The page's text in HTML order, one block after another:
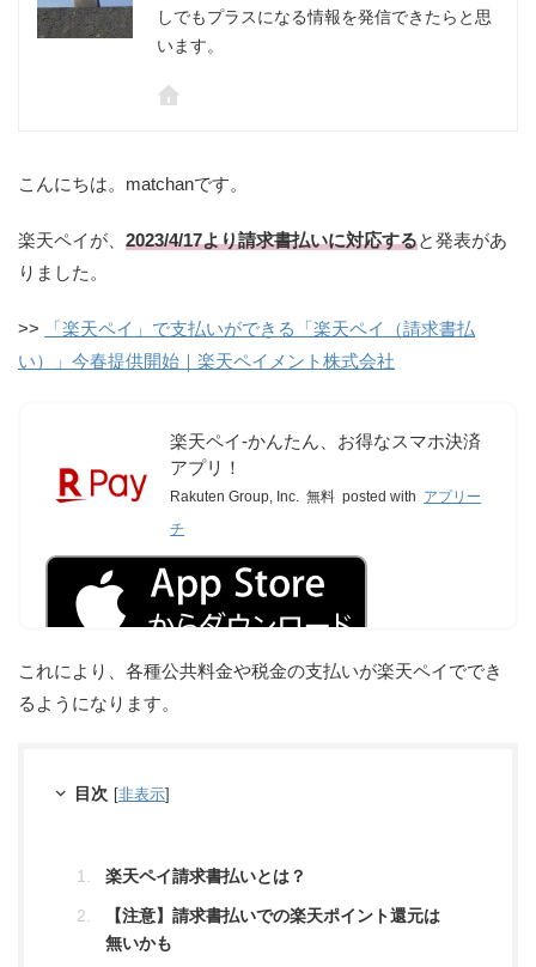
しでもプラスになる情報を発信できたらと思
います。
こんにちは。matchanです。
楽天ペイが、 2023/4/17より請求書払いに対応すると発表があ
りました。
>>
「楽天ペイ」で支払いができる「楽天ペイ（請求書払
い）」今春提供開始｜楽天ペイメント株式会社
楽天ペイ-かんたん、お得なスマホ決済
アプリ！
Rakuten Group, Inc. 無料 posted with アプリー
チ
これにより、各種公共料金や税金の支払いが楽天ペイででき
るようになります。
目次 [非表示]
楽天ペイ請求書払いとは？
【注意】請求書払いでの楽天ポイント還元は
無いかも